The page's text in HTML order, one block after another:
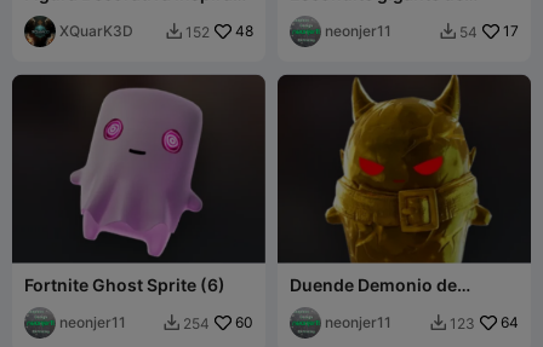
en Cloud Final Fantasy VII
XQuarK3D  152 48
tronco para geckos y
serpientes
neonjer11  54 17
Fortnite Ghost Sprite (6)
neonjer11  254 60
Duende Demonio de
Fortnite (7)
neonjer11  123 64